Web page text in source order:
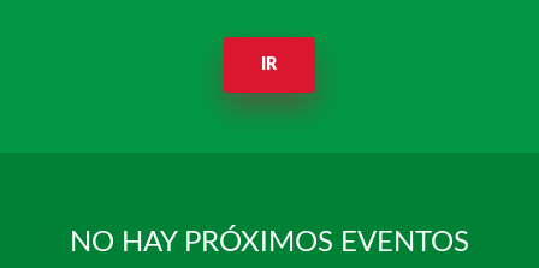
IR
NO HAY PRÓXIMOS EVENTOS